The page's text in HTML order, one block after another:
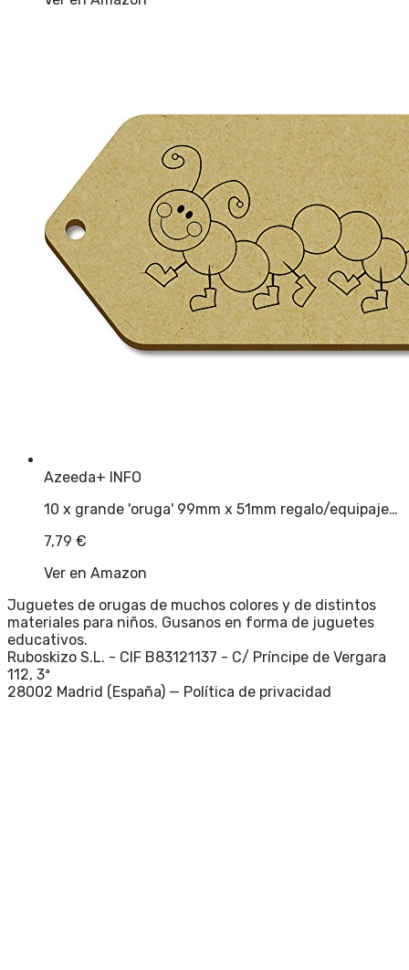
Azeeda+ INFO
10 x grande 'oruga' 99mm x 51mm regalo/equipaje…
7,79 €
Ver en Amazon
Juguetes de orugas de muchos colores y de distintos
materiales para niños. Gusanos en forma de juguetes
educativos.
Ruboskizo S.L. - CIF B83121137 - C/ Príncipe de Vergara
112, 3ª
28002 Madrid (España) — Política de privacidad